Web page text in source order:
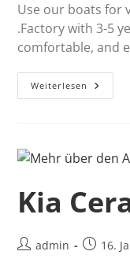
Use our boats for
.Factory with 3-5
comfortable, and
Weiterlesen
Kia
admin 16.